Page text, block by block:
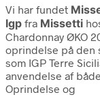
Vi har fundet
Igp fra Missetti
Chardonnay ØKO
oprindelse på den
som IGP Terre
anvendelse af
Oprindelse og